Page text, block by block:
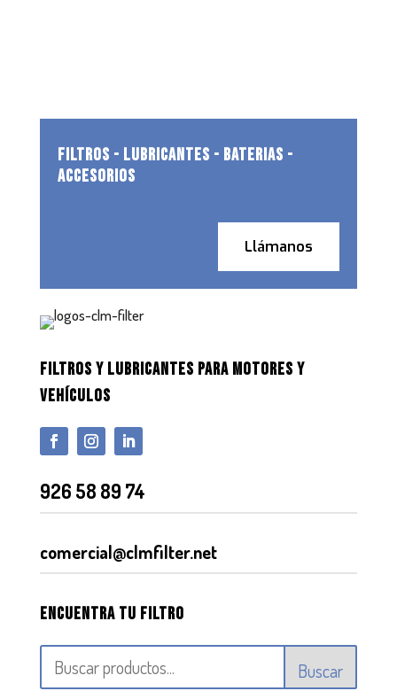
FILTROS - LUBRICANTES - BATERIAS -
ACCESORIOS
Llámanos
FILTROS Y LUBRICANTES PARA MOTORES Y
VEHÍCULOS
926 58 89 74
comercial@clmfilter.net
Encuentra tu filtro
Buscar